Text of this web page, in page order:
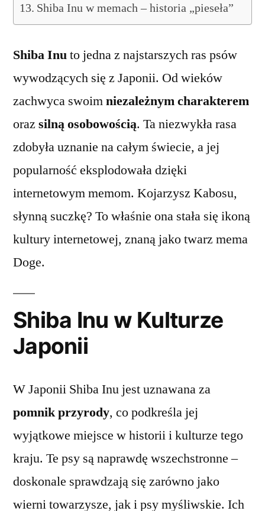
Shiba Inu w memach – historia „pieseła”
Shiba Inuto jedna z najstarszych ras psów
wywodzących się z Japonii. Od wieków
zachwyca swoimniezależnym charakterem
oraz silną osobowością. Ta niezwykła rasa
zdobyła uznanie na całym świecie, a jej
popularność eksplodowała dzięki
internetowym memom. Kojarzysz Kabosu,
słynną suczkę? To właśnie ona stała się ikoną
kultury internetowej, znaną jako twarz mema
Doge.
Shiba Inu w Kulturze
Japonii
W Japonii Shiba Inu jest uznawana za
pomnik przyrody, co podkreśla jej
wyjątkowe miejsce w historii i kulturze tego
kraju. Te psy są naprawdę wszechstronne –
doskonale sprawdzają się zarówno jako
wierni towarzysze, jak i psy myśliwskie. Ich